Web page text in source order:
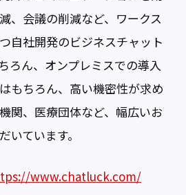
、会議の削減など、ワークス
自社開発のビジネスチャット
ろん、オンプレミスでの導入
もちろん、高い機密性が求め
関、医療団体など、幅広いお
いています。
www.chatluck.com/